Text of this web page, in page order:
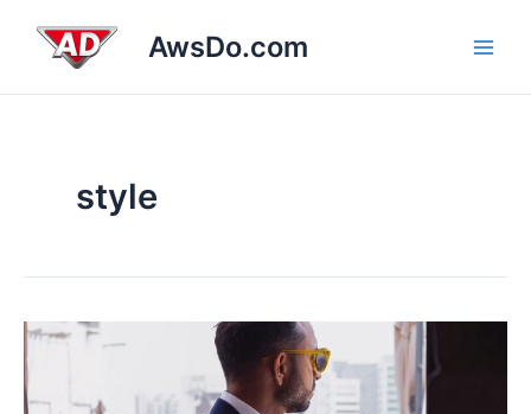
容
AwsDo.com
style
Wishlist
Support